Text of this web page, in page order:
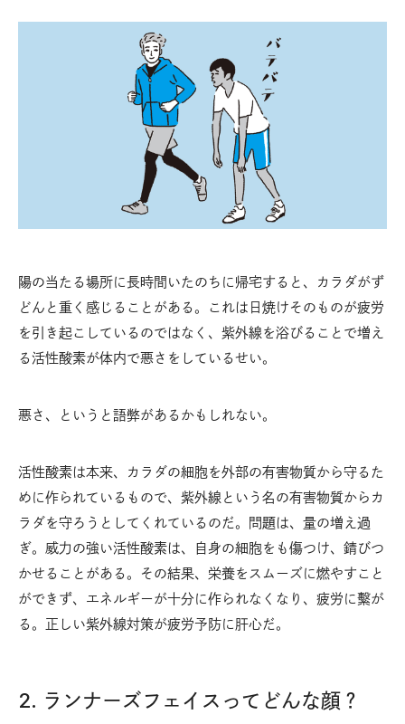
陽の当たる場所に長時間いたのちに帰宅すると、カラダがず
どんと重く感じることがある。これは日焼けそのものが疲労
を引き起こしているのではなく、紫外線を浴びることで増え
る活性酸素が体内で悪さをしているせい。
悪さ、というと語弊があるかもしれない。
活性酸素は本来、カラダの細胞を外部の有害物質から守るた
めに作られているもので、紫外線という名の有害物質からカ
ラダを守ろうとしてくれているのだ。問題は、量の増え過
ぎ。威力の強い活性酸素は、自身の細胞をも傷つけ、錆びつ
かせることがある。その結果、栄養をスムーズに燃やすこと
ができず、エネルギーが十分に作られなくなり、疲労に繫が
る。正しい紫外線対策が疲労予防に肝心だ。
2. ランナーズフェイスってどんな顔？